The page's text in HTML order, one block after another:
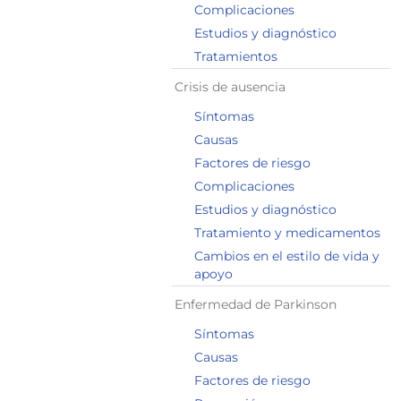
Complicaciones
Estudios y diagnóstico
Tratamientos
Crisis de ausencia
Síntomas
Causas
Factores de riesgo
Complicaciones
Estudios y diagnóstico
Tratamiento y medicamentos
Cambios en el estilo de vida y
apoyo
Enfermedad de Parkinson
Síntomas
Causas
Factores de riesgo